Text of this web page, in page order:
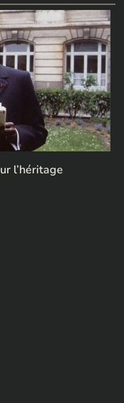
européens qui